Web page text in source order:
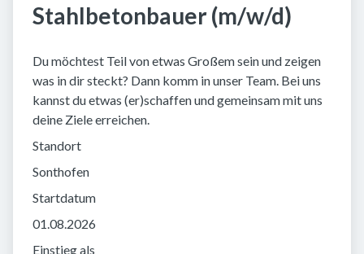
Stahlbetonbauer (m/w/d)
Du möchtest Teil von etwas Großem sein und zeigen
was in dir steckt? Dann komm in unser Team. Bei uns
kannst du etwas (er)schaffen und gemeinsam mit uns
deine Ziele erreichen.
Standort
Sonthofen
Startdatum
01.08.2026
Einstieg als